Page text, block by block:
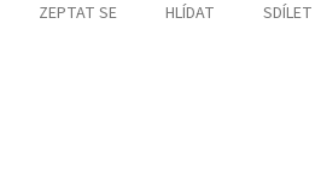
ZEPTAT SE HLÍDAT SDÍLET